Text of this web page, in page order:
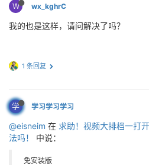
W wx_kghrC
我的也是这样，请问解决了吗？
1 条回复
学 学习学习学习
@eisneim 在 求助！视频大排档一打
法吗！
中说：
免安装版